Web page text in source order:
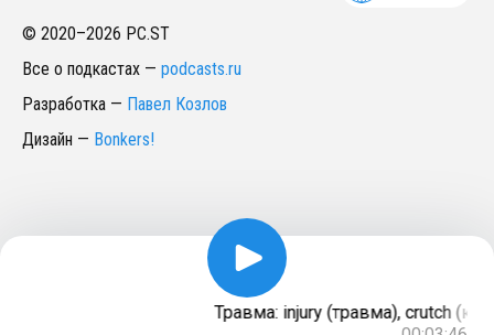
© 2020–2026 PC.ST
Все о подкастах — podcasts.ru
Разработка — Павел Козлов
Дизайн — Bonkers!
Травма: injury (травма), crutch